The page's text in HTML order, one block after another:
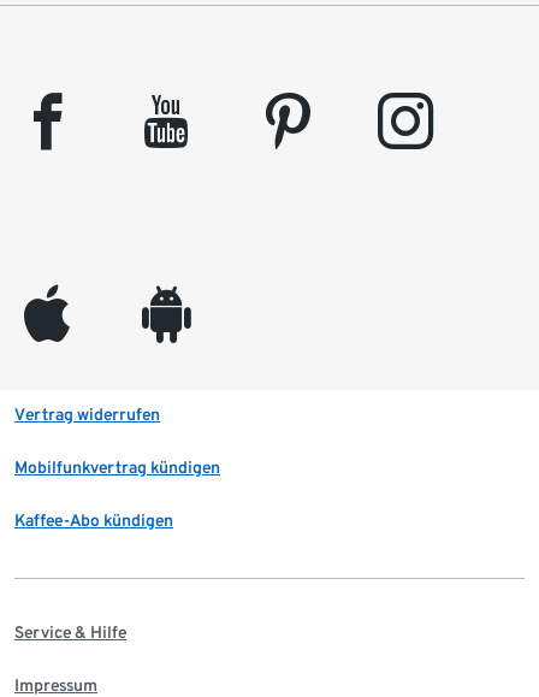
facebook youtube pinterest instagram
appleinc android
Vertrag widerrufen
Mobilfunkvertrag kündigen
Kaffee-Abo kündigen
Service & Hilfe
Impressum